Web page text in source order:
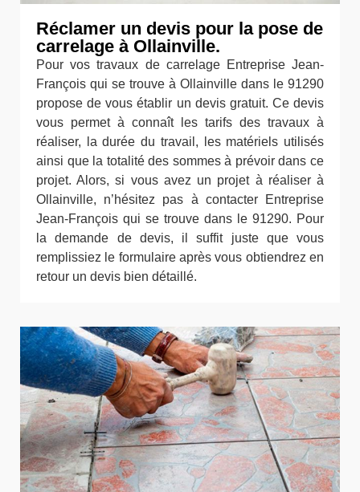
Réclamer un devis pour la pose de
carrelage à Ollainville.
Pour vos travaux de carrelage Entreprise Jean-
François qui se trouve à Ollainville dans le 91290
propose de vous établir un devis gratuit. Ce devis
vous permet à connaît les tarifs des travaux à
réaliser, la durée du travail, les matériels utilisés
ainsi que la totalité des sommes à prévoir dans ce
projet. Alors, si vous avez un projet à réaliser à
Ollainville, n’hésitez pas à contacter Entreprise
Jean-François qui se trouve dans le 91290. Pour
la demande de devis, il suffit juste que vous
remplissiez le formulaire après vous obtiendrez en
retour un devis bien détaillé.